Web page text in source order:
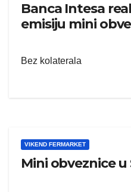
Banca Intesa
emisiju mini
Bez kolaterala
VIKEND FERMARKET
Mini obveznice u